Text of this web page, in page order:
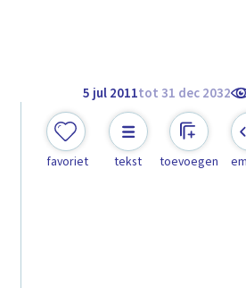
5 jul 2011tot 31 dec 2032
favoriet tekst toevoegen